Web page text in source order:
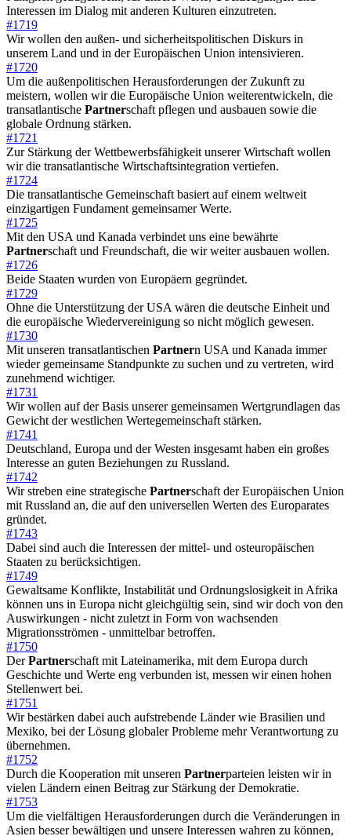
Interessen im Dialog mit anderen Kulturen einzutreten.
#1719
Wir wollen den außen- und sicherheitspolitischen Diskurs in
unserem Land und in der Europäischen Union intensivieren.
#1720
Um die außenpolitischen Herausforderungen der Zukunft zu
meistern, wollen wir die Europäische Union weiterentwickeln, die
transatlantische Partnerschaft pflegen und ausbauen sowie die
globale Ordnung stärken.
#1721
Zur Stärkung der Wettbewerbsfähigkeit unserer Wirtschaft wollen
wir die transatlantische Wirtschaftsintegration vertiefen.
#1724
Die transatlantische Gemeinschaft basiert auf einem weltweit
einzigartigen Fundament gemeinsamer Werte.
#1725
Mit den USA und Kanada verbindet uns eine bewährte
Partnerschaft und Freundschaft, die wir weiter ausbauen wollen.
#1726
Beide Staaten wurden von Europäern gegründet.
#1729
Ohne die Unterstützung der USA wären die deutsche Einheit und
die europäische Wiedervereinigung so nicht möglich gewesen.
#1730
Mit unseren transatlantischen Partnern USA und Kanada immer
wieder gemeinsame Standpunkte zu suchen und zu vertreten, wird
zunehmend wichtiger.
#1731
Wir wollen auf der Basis unserer gemeinsamen Wertgrundlagen das
Gewicht der westlichen Wertegemeinschaft stärken.
#1741
Deutschland, Europa und der Westen insgesamt haben ein großes
Interesse an guten Beziehungen zu Russland.
#1742
Wir streben eine strategische Partnerschaft der Europäischen Union
mit Russland an, die auf den universellen Werten des Europarates
gründet.
#1743
Dabei sind auch die Interessen der mittel- und osteuropäischen
Staaten zu berücksichtigen.
#1749
Gewaltsame Konflikte, Instabilität und Ordnungslosigkeit in Afrika
können uns in Europa nicht gleichgültig sein, sind wir doch von den
Auswirkungen - nicht zuletzt in Form von wachsenden
Migrationsströmen - unmittelbar betroffen.
#1750
DerPartnerschaft mit Lateinamerika, mit dem Europa durch
Geschichte und Werte eng verbunden ist, messen wir einen hohen
Stellenwert bei.
#1751
Wir bestärken dabei auch aufstrebende Länder wie Brasilien und
Mexiko, bei der Lösung globaler Probleme mehr Verantwortung zu
übernehmen.
#1752
Durch die Kooperation mit unseren Partnerparteien leisten wir in
vielen Ländern einen Beitrag zur Stärkung der Demokratie.
#1753
Um die vielfältigen Herausforderungen durch die Veränderungen in
Asien besser bewältigen und unsere Interessen wahren zu können,